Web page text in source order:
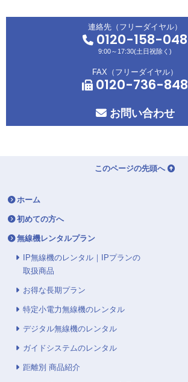
連絡先（フリーダイヤル）
0120-158-048
9:00～17:30(土日祝除く)
FAX（フリーダイヤル）
0120-736-848
お問い合わせ
このページの先頭へ
ホーム
初めての方へ
無線機レンタルプラン
IP無線機のレンタル｜IPプランの
取扱商品
お得な長期プラン
特定小電力無線機のレンタル
デジタル無線機のレンタル
ガイドシステムのレンタル
距離別 商品紹介